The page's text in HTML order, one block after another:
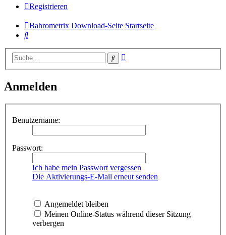
Registrieren
Bahrometrix Download-Seite Startseite
Suche
Suche
Anmelden
Benutzername:
Passwort:
Ich habe mein Passwort vergessen
Die Aktivierungs-E-Mail erneut senden
Angemeldet bleiben
Meinen Online-Status während dieser Sitzung
verbergen